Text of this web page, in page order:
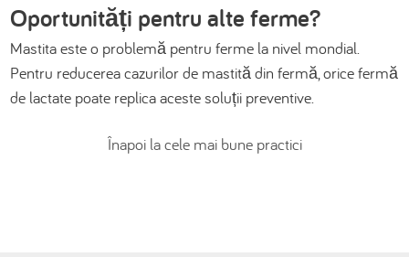
Oportunități pentru alte ferme?
Mastita este o problemă pentru ferme la nivel mondial.
Pentru reducerea cazurilor de mastită din fermă, orice fermă
de lactate poate replica aceste soluții preventive.
Înapoi la cele mai bune practici